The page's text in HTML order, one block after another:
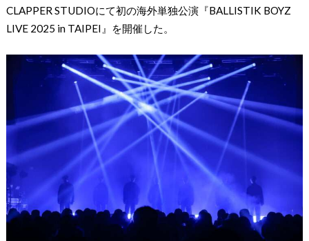
CLAPPER STUDIOにて初の海外単独公演『BALLISTIK BOYZ
LIVE 2025 in TAIPEI』を開催した。